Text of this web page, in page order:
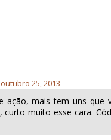
25, 2013
mais tem uns que
curto muito esse cara.